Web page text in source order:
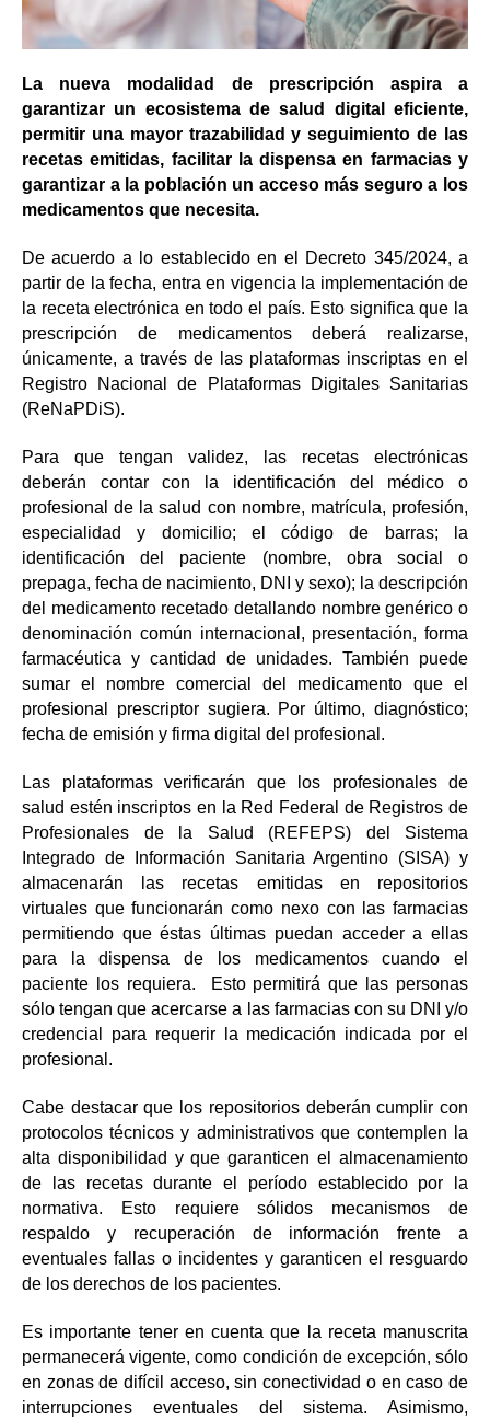
La nueva modalidad de prescripción aspira a
garantizar un ecosistema de salud digital eficiente,
permitir una mayor trazabilidad y seguimiento de las
recetas emitidas, facilitar la dispensa en farmacias y
garantizar a la población un acceso más seguro a los
medicamentos que necesita.
De acuerdo a lo establecido en el Decreto 345/2024, a
partir de la fecha, entra en vigencia la implementación de
la receta electrónica en todo el país. Esto significa que la
prescripción de medicamentos deberá realizarse,
únicamente, a través de las plataformas inscriptas en el
Registro Nacional de Plataformas Digitales Sanitarias
(ReNaPDiS).
Para que tengan validez, las recetas electrónicas
deberán contar con la identificación del médico o
profesional de la salud con nombre, matrícula, profesión,
especialidad y domicilio; el código de barras; la
identificación del paciente (nombre, obra social o
prepaga, fecha de nacimiento, DNI y sexo); la descripción
del medicamento recetado detallando nombre genérico o
denominación común internacional, presentación, forma
farmacéutica y cantidad de unidades. También puede
sumar el nombre comercial del medicamento que el
profesional prescriptor sugiera. Por último, diagnóstico;
fecha de emisión y firma digital del profesional.
Las plataformas verificarán que los profesionales de
salud estén inscriptos en la Red Federal de Registros de
Profesionales de la Salud (REFEPS) del Sistema
Integrado de Información Sanitaria Argentino (SISA) y
almacenarán las recetas emitidas en repositorios
virtuales que funcionarán como nexo con las farmacias
permitiendo que éstas últimas puedan acceder a ellas
para la dispensa de los medicamentos cuando el
paciente los requiera. Esto permitirá que las personas
sólo tengan que acercarse a las farmacias con su DNI y/o
credencial para requerir la medicación indicada por el
profesional.
Cabe destacar que los repositorios deberán cumplir con
protocolos técnicos y administrativos que contemplen la
alta disponibilidad y que garanticen el almacenamiento
de las recetas durante el período establecido por la
normativa. Esto requiere sólidos mecanismos de
respaldo y recuperación de información frente a
eventuales fallas o incidentes y garanticen el resguardo
de los derechos de los pacientes.
Es importante tener en cuenta que la receta manuscrita
permanecerá vigente, como condición de excepción, sólo
en zonas de difícil acceso, sin conectividad o en caso de
interrupciones eventuales del sistema. Asimismo,